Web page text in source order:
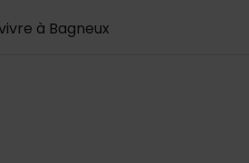
d'annuaire
à Bagneux